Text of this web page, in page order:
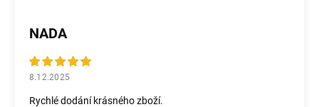
NADA
8.12.2025
Rychlé dodání krásného zboží.